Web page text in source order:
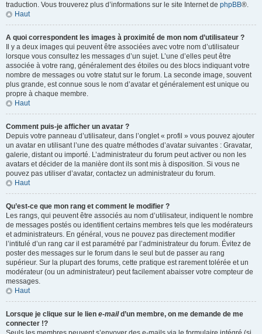
traduction. Vous trouverez plus d’informations sur le site Internet de phpBB®.
Haut
A quoi correspondent les images à proximité de mon nom d’utilisateur ?
Il y a deux images qui peuvent être associées avec votre nom d’utilisateur
lorsque vous consultez les messages d’un sujet. L’une d’elles peut être
associée à votre rang, généralement des étoiles ou des blocs indiquant votre
nombre de messages ou votre statut sur le forum. La seconde image, souvent
plus grande, est connue sous le nom d’avatar et généralement est unique ou
propre à chaque membre.
Haut
Comment puis-je afficher un avatar ?
Depuis votre panneau d’utilisateur, dans l’onglet « profil » vous pouvez ajouter
un avatar en utilisant l’une des quatre méthodes d’avatar suivantes : Gravatar,
galerie, distant ou importé. L’administrateur du forum peut activer ou non les
avatars et décider de la manière dont ils sont mis à disposition. Si vous ne
pouvez pas utiliser d’avatar, contactez un administrateur du forum.
Haut
Qu’est-ce que mon rang et comment le modifier ?
Les rangs, qui peuvent être associés au nom d’utilisateur, indiquent le nombre
de messages postés ou identifient certains membres tels que les modérateurs
et administrateurs. En général, vous ne pouvez pas directement modifier
l’intitulé d’un rang car il est paramétré par l’administrateur du forum. Évitez de
poster des messages sur le forum dans le seul but de passer au rang
supérieur. Sur la plupart des forums, cette pratique est rarement tolérée et un
modérateur (ou un administrateur) peut facilement abaisser votre compteur de
messages.
Haut
Lorsque je clique sur le lien e-maild’un membre, on me demande de me
connecter !?